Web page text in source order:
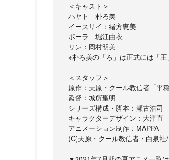
＜キャスト＞
ハヤト：朴ろ美
イースリイ：緒方恵美
ポーラ：堀江由衣
リン：岡村明美
※朴ろ美の「ろ」は正式には「王
＜スタッフ＞
原作：天原・クール教信者「平
監督：城所聖明
シリーズ構成・脚本：瀬古浩司
キャラクターデザイン：大津直
アニメーション制作：MAPPA
(C)天原・クール教信者・白泉